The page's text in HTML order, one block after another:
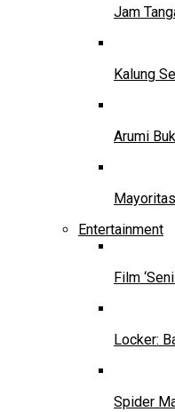
Jam
Kalung
Arumi
Entertainment
Film
Locker:
Spider